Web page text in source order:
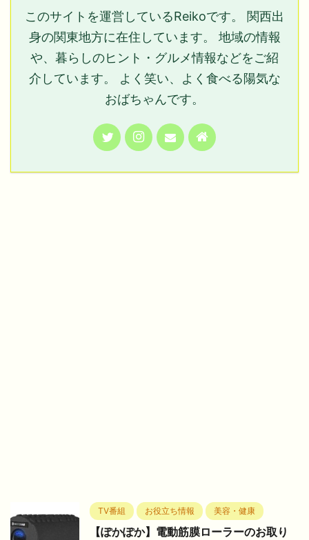
このサイトを運営しているReikoです。 関西出
身の関東地方に在住しています。 地域の情報
や、暮らしのヒント・グルメ情報などをご紹
介しています。 よく笑い、よく食べる陽気な
おばちゃんです。
TV番組 お役立ち情報 美容・健康
【ぽかぽか】電動筋膜ローラーのお取り